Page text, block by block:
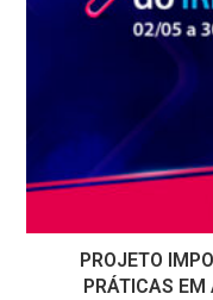
PROJETO
PRÁTICAS